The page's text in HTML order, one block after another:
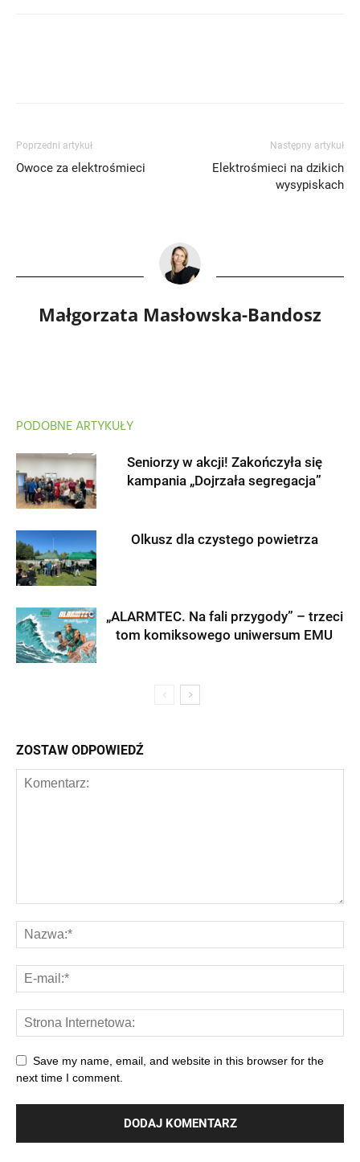
Poprzedni artykuł
Owoce za elektrośmieci
Następny artykuł
Elektrośmieci na dzikich
wysypiskach
Małgorzata Masłowska-Bandosz
PODOBNE ARTYKUŁY
Seniorzy w akcji! Zakończyła się
kampania „Dojrzała segregacja”
Olkusz dla czystego powietrza
„ALARMTEC. Na fali przygody” – trzeci
tom komiksowego uniwersum EMU
ZOSTAW ODPOWIEDŹ
Save my name, email, and website in this browser for the
next time I comment.